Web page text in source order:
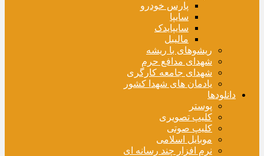
پارس خودرو
سایپا
سایپایدک
مالیبل
ریشوهای با ریشه
شهدای مدافع حرم
شهدای جامعه کارگری
یادمان های شهدا کشور
دانلودها
پوستر
کلیپ تصویری
کلیپ صوتی
موبایل اسلامی
نرم افزار چند رسانه ای